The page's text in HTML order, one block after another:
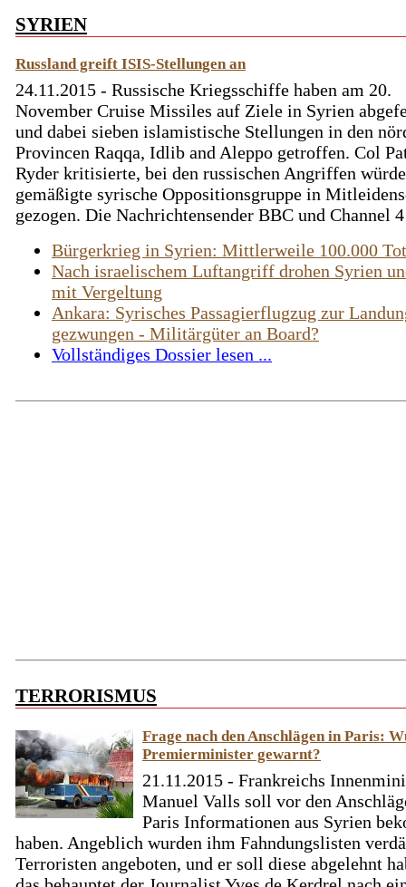
SYRIEN
Russland greift ISIS-Stellungen an
24.11.2015 - Russische Kriegsschiffe haben am 20.
November Cruise Missiles auf Ziele in Syrien
und dabei sieben islamistische Stellungen in den
Provincen Raqqa, Idlib and Aleppo getroffen. Col
Ryder kritisierte, bei den russischen Angriffen
gemäßigte syrische Oppositionsgruppe in
gezogen. Die Nachrichtensender BBC und Channel
Bürgerkrieg in Syrien: Mittlerweile 100.000
Nach israelischem Luftangriff drohen Syrien
mit Vergeltung
Ankara: Syrisches Passagierflugzug zur
gezwungen - Militärgüter an Board?
Vollständiges Dossier lesen ...
TERRORISMUS
Frage nach den Anschlägen in Paris:
Premierminister gewarnt?
21.11.2015 - Frankreichs
Manuel Valls soll vor den
Paris Informationen aus Syrien
haben. Angeblich wurden ihm Fahndungslisten
Terroristen angeboten, und er soll diese abgelehnt